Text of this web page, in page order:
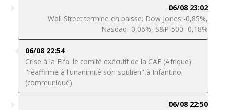
06/08 23:02
Wall Street termine en baisse: Dow Jones -0,85%,
Nasdaq -0,06%, S&P 500 -0,18%
06/08 22:54
Crise à la Fifa: le comité exécutif de la CAF (Afrique)
"réaffirme à l'unanimité son soutien" à Infantino
(communiqué)
06/08 22:50